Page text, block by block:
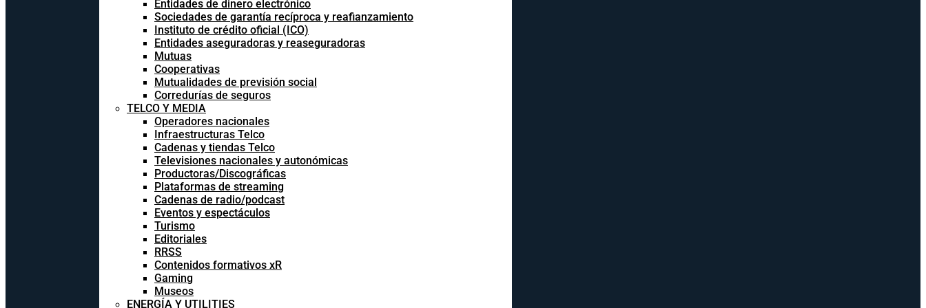
Entidades de dinero electrónico
Sociedades de garantía recíproca y reafianzamiento
Instituto de crédito oficial (ICO)
Entidades aseguradoras y reaseguradoras
Mutuas
Cooperativas
Mutualidades de previsión social
Corredurías de seguros
TELCO Y MEDIA
Operadores nacionales
Infraestructuras Telco
Cadenas y tiendas Telco
Televisiones nacionales y autonómicas
Productoras/Discográficas
Plataformas de streaming
Cadenas de radio/podcast
Eventos y espectáculos
Turismo
Editoriales
RRSS
Contenidos formativos xR
Gaming
Museos
ENERGÍA Y UTILITIES